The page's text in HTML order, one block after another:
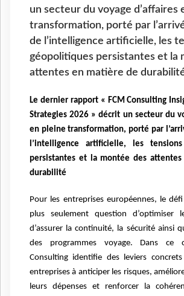
un secteur du voyage d’affaires
transformation, porté par
de l’intelligence artificielle, les
géopolitiques persistantes et la
attentes en matière de
Le dernier rapport « FCM Consulting
Strategies 2026 » décrit un secteur du
en pleine transformation, porté par
l’intelligence artificielle, les
persistantes et la montée des
durabilité
Pour les entreprises européennes, le
plus seulement question d’optimiser
d’assurer la continuité, la sécurité ainsi
des programmes voyage. Dans ce
Consulting identifie des leviers
entreprises à anticiper les risques,
leurs dépenses et renforcer la